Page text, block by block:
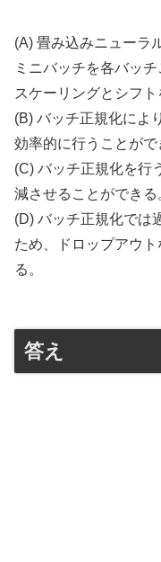
(A) 畳み込みニューラ
ミニバッチを各バッ
スケーリングとシフト
(B) バッチ正規化によ
効率的に行うことがで
(C) バッチ正規化を行
減させることができる
(D) バッチ正規化では
ため、ドロップアウ
る。
答え